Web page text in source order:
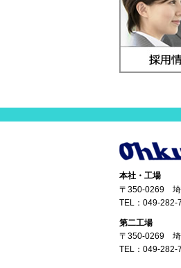
本社・工場
〒350-0269 埼
TEL： 049-282-
第二工場
〒350-0269 埼
TEL： 049-282-